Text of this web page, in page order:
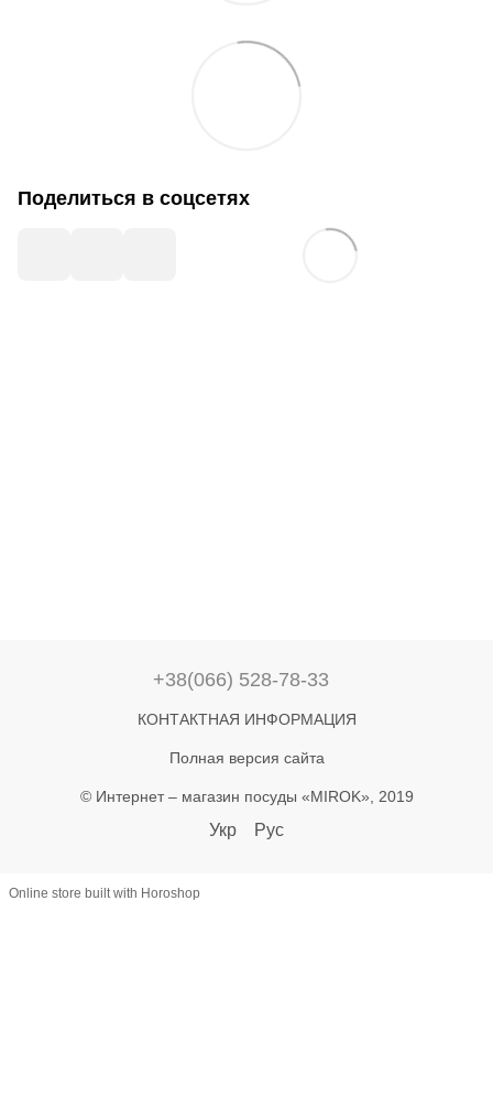
Поделиться в соцсетях
+38(066) 528-78-33
КОНТАКТНАЯ ИНФОРМАЦИЯ
Полная версия сайта
© Интернет – магазин посуды «MIROK», 2019
Укр Рус
Online store built with Horoshop